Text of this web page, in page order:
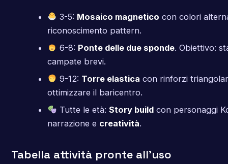
3-5: Mosaico magnetico con colori
riconoscimento pattern.
6-8: Ponte delle due sponde. Obiettivo:
campate brevi.
9-12: Torre elastica con rinforzi
ottimizzare il baricentro.
Tutte le età: Story buildcon personaggi
narrazione e creatività.
Tabella attività pronte all’uso